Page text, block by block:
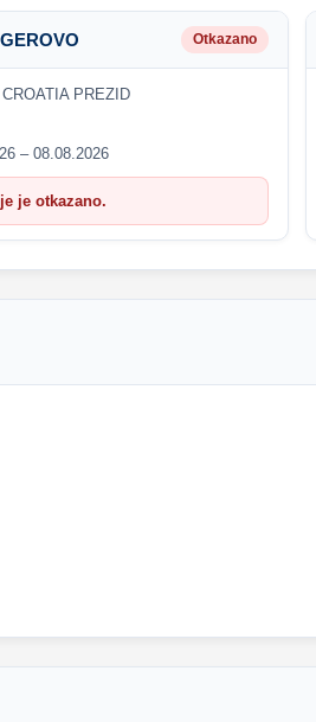
Otkazano
PREZID
– 08.08.2026
je otkazano.